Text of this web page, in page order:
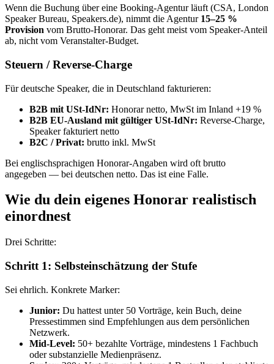
Wenn die Buchung über eine Booking-Agentur läuft (CSA, London
Speaker Bureau, Speakers.de), nimmt die Agentur 15–25 %
Provision vom Brutto-Honorar. Das geht meist vom Speaker-Anteil
ab, nicht vom Veranstalter-Budget.
Steuern / Reverse-Charge
Für deutsche Speaker, die in Deutschland fakturieren:
B2B mit USt-IdNr: Honorar netto, MwSt im Inland +19 %
B2B EU-Ausland mit gültiger USt-IdNr: Reverse-Charge,
Speaker fakturiert netto
B2C / Privat: brutto inkl. MwSt
Bei englischsprachigen Honorar-Angaben wird oft brutto
angegeben — bei deutschen netto. Das ist eine Falle.
Wie du dein eigenes Honorar realistisch
einordnest
Drei Schritte:
Schritt 1: Selbsteinschätzung der Stufe
Sei ehrlich. Konkrete Marker:
Junior: Du hattest unter 50 Vorträge, kein Buch, deine
Pressestimmen sind Empfehlungen aus dem persönlichen
Netzwerk.
Mid-Level: 50+ bezahlte Vorträge, mindestens 1 Fachbuch
oder substanzielle Medienpräsenz.